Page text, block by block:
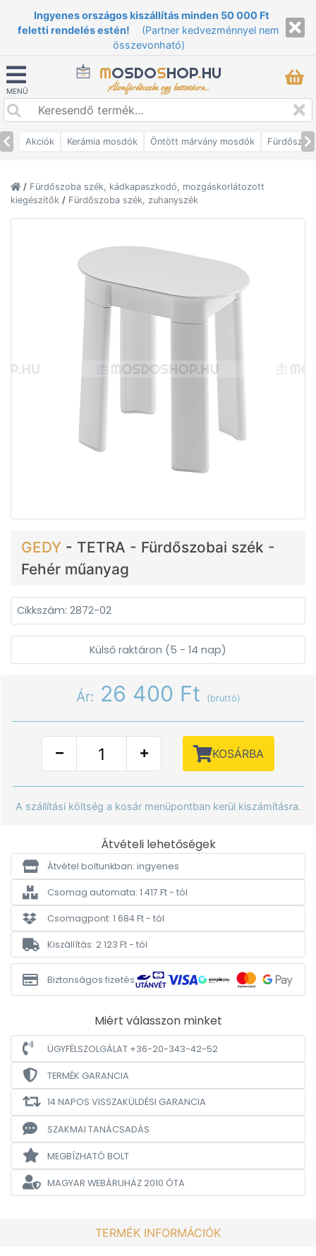
Ingyenes országos kiszállítás minden 50 000 Ft
feletti rendelés estén!
(Partner kedvezménnyel nem
összevonható)
MENÜ
MOSDOSHOP.HU
Álomfürdőszoba egy kattintásra...
Akciók Kerámia mosdók Öntött márvány mosdók
/ Fürdőszoba szék, kádkapaszkodó, mozgáskorlátozott
kiegészítők / Fürdőszoba szék, zuhanyszék
GEDY - TETRA - Fürdőszobai szék -
Fehér műanyag
Cikkszám: 2872-02
Külső raktáron (5 - 14 nap)
Ár: 26 400 Ft (bruttó)
KOSÁRBA
A szállítási költség a kosár menüpontban kerül kiszámításra.
Átvételi lehetőségek
Átvétel boltunkban: ingyenes
Csomag automata: 1 417 Ft - tól
Csomagpont: 1 684 Ft - tól
Kiszállítás: 2 123 Ft - tól
Biztonságos fizetés
Miért válasszon minket
ÜGYFÉLSZOLGÁLAT +36-20-343-42-52
TERMÉK GARANCIA
14 NAPOS VISSZAKÜLDÉSI GARANCIA
SZAKMAI TANÁCSADÁS
MEGBÍZHATÓ BOLT
MAGYAR WEBÁRUHÁZ2010 ÓTA
TERMÉK INFORMÁCIÓK